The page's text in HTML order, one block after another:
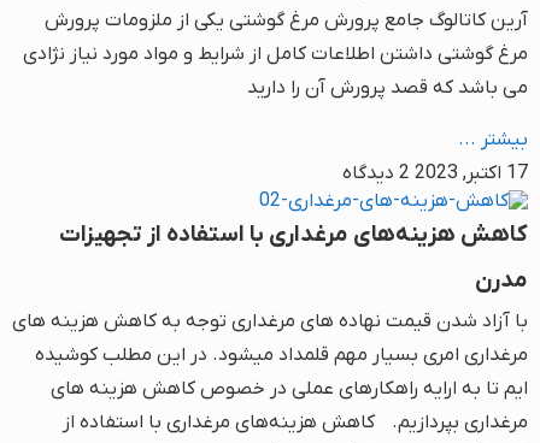
آرین کاتالوگ جامع پرورش مرغ گوشتی یکی از ملزومات پرورش
مرغ گوشتی داشتن اطلاعات کامل از شرایط و مواد مورد نیاز نژادی
می باشد که قصد پرورش آن را دارید
بیشتر ...
17 اکتبر, 2023
2 دیدگاه
کاهش هزینه‌های مرغداری با استفاده از تجهیزات
مدرن
با آزاد شدن قیمت نهاده های مرغداری توجه به کاهش هزینه های
مرغداری امری بسیار مهم قلمداد میشود. در این مطلب کوشیده
ایم تا به ارایه راهکارهای عملی در خصوص کاهش هزینه های
مرغداری بپردازیم. کاهش هزینه‌های مرغداری با استفاده از